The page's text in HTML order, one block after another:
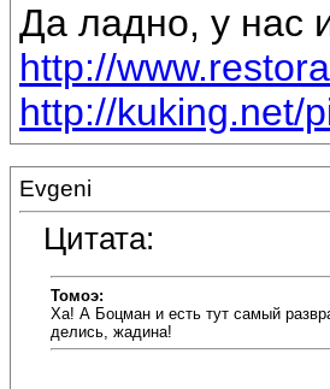
Да ладно, у нас
http://
http://kuking.net/
Evgeni
Цитата:
Томоэ:
Ха! А Боцман и есть тут самый
делись, жадина!